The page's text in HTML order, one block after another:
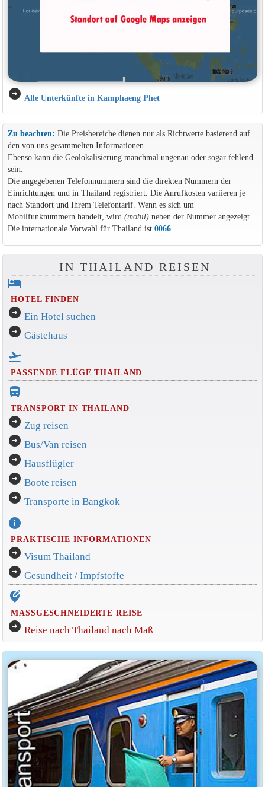
arrow_circle_right Alle Unterkünfte in Kamphaeng Phet
Zu beachten: Die Preisbereiche dienen nur als Richtwerte basierend auf
den von uns gesammelten Informationen.
Ebenso kann die Geolokalisierung manchmal ungenau oder sogar fehlend
sein.
Die angegebenen Telefonnummern sind die direkten Nummern der
Einrichtungen und in Thailand registriert. Die Anrufkosten variieren je
nach Standort und Ihrem Telefontarif. Wenn es sich um
Mobilfunknummern handelt, wird (mobil)neben der Nummer angezeigt.
Die internationale Vorwahl für Thailand ist 0066.
IN THAILAND REISEN
hotel
HOTEL FINDEN
arrow_circle_right Ein Hotel suchen
arrow_circle_right Gästehaus
flight_takeoff
PASSENDE FLÜGE THAILAND
directions_bus_filled
TRANSPORT IN THAILAND
arrow_circle_right Zug reisen
arrow_circle_right Bus/Van reisen
arrow_circle_right Hausflügler
arrow_circle_right Boote reisen
arrow_circle_right Transporte in Bangkok
info
PRAKTISCHE INFORMATIONEN
arrow_circle_right Visum Thailand
arrow_circle_right Gesundheit / Impfstoffe
edit_location_alt
MASSGESCHNEIDERTE REISE
arrow_circle_right Reise nach Thailand nach Maß